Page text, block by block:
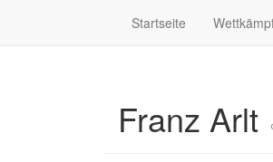
Startseite
Franz Arlt